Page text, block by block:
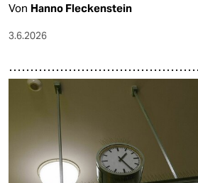
Von Hanno Fleckenstein
3.6.2026